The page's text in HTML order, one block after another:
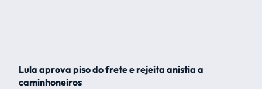
Lula aprova piso do frete e rejeita anistia a
caminhoneiros